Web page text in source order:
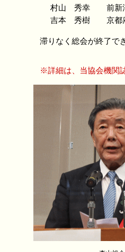
村山 秀幸
前新
吉本 秀樹
京都
滞りなく総会が終了で
※詳細は、当協会機関